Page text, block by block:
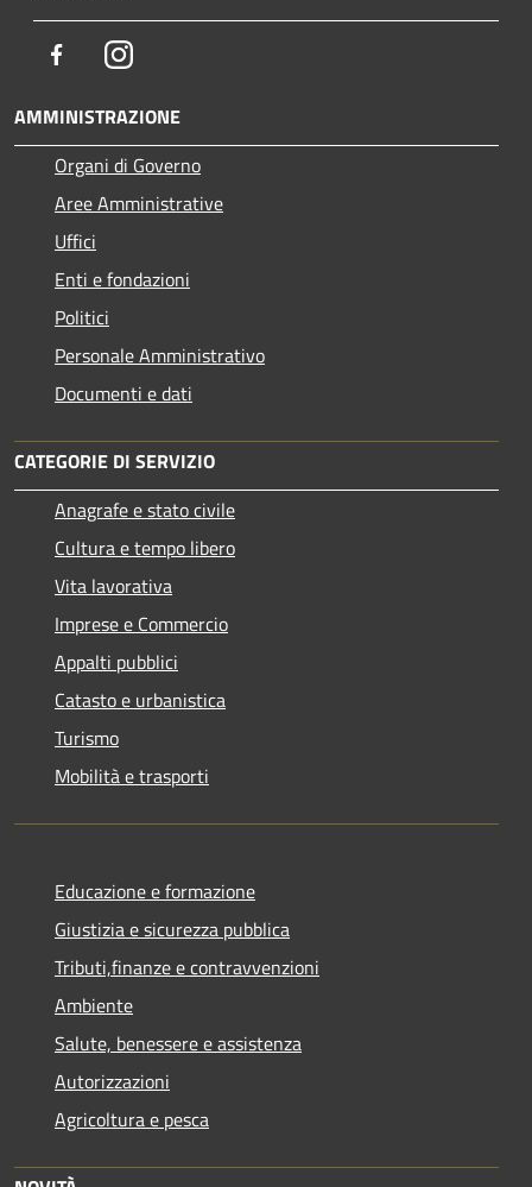
FacebookInstagram
AMMINISTRAZIONE
Organi di Governo
Aree Amministrative
Uffici
Enti e fondazioni
Politici
Personale Amministrativo
Documenti e dati
CATEGORIE DI SERVIZIO
Anagrafe e stato civile
Cultura e tempo libero
Vita lavorativa
Imprese e Commercio
Appalti pubblici
Catasto e urbanistica
Turismo
Mobilità e trasporti
Educazione e formazione
Giustizia e sicurezza pubblica
Tributi,finanze e contravvenzioni
Ambiente
Salute, benessere e assistenza
Autorizzazioni
Agricoltura e pesca